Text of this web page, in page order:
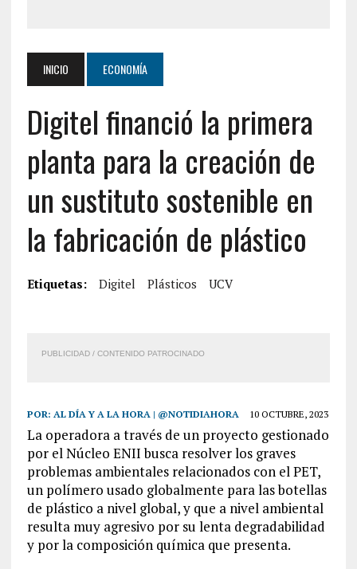
INICIO ECONOMÍA
Digitel financió la primera
planta para la creación de
un sustituto sostenible en
la fabricación de plástico
Etiquetas: Digitel Plásticos UCV
PUBLICIDAD / CONTENIDO PATROCINADO
POR: AL DÍA Y A LA HORA | @NOTIDIAHORA 10 OCTUBRE, 2023
La operadora a través de un proyecto gestionado
por el Núcleo ENII busca resolver los graves
problemas ambientales relacionados con el PET,
un polímero usado globalmente para las botellas
de plástico a nivel global,y que a nivel ambiental
resulta muy agresivo por su lenta degradabilidad
y por la composición química que presenta.